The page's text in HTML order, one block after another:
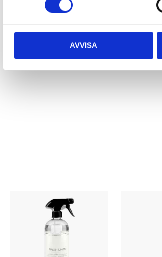
AVVISA
19
Sprättare, 12,5 cm
129:-